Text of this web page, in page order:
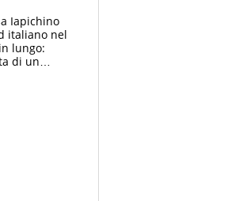
da evitare
Iapichino
italiano nel
lungo:
di un